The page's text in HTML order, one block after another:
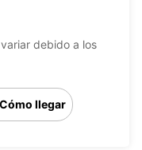
debido a los
Cómo llegar